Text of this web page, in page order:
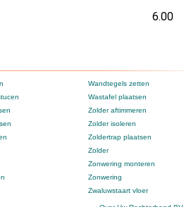
6.00
Wandtegels zetten
Wastafel plaatsen
Zolder aftimmeren
Zolder isoleren
Zoldertrap plaatsen
Zolder
Zonwering monteren
Zonwering
Zwaluwstaart vloer